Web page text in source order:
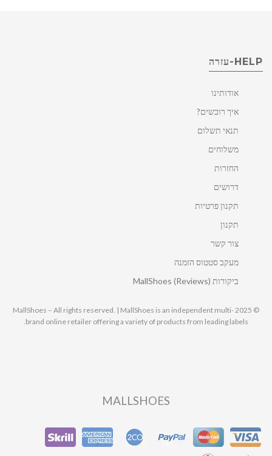
HELP-עזרה
אודותינו
איך רוכשים?
תנאי תשלום
משלוחים
החזרות
דרושים
תקנון פרטיות
תקנון
צור קשר
מעקב סטטוס הזמנה
ביקורות MallShoes (Reviews)
© 2025 MallShoes – All rights reserved. | MallShoes is an independent multi-
brand online retailer offering a variety of products from leading labels.
MALLSHOES